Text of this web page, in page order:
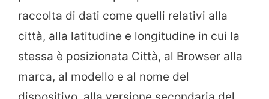
raccolta di dati come quelli relativi alla
città, alla latitudine e longitudine in cui la
stessa è posizionata Città, al Browser alla
marca, al modello e al nome del